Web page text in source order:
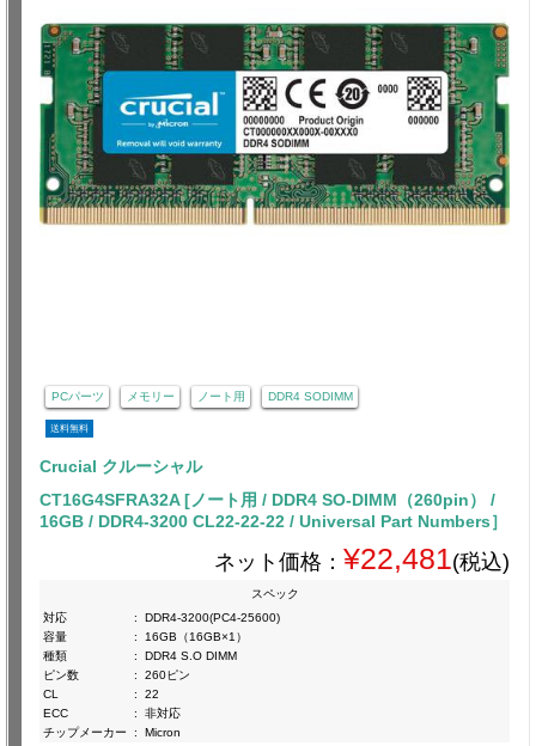
PCパーツ メモリー ノート用 DDR4 SODIMM
送料無料
Crucial クルーシャル
CT16G4SFRA32A [ノート用 / DDR4 SO-DIMM（260pin） /
16GB / DDR4-3200 CL22-22-22 / Universal Part Numbers］
ネット価格： ¥22,481(税込)
スペック
対応
:
DDR4-3200(PC4-25600)
容量
:
16GB（16GB×1）
種類
:
DDR4 S.O DIMM
ピン数
:
260ピン
CL
:
22
ECC
:
非対応
チップメーカー
: Micron